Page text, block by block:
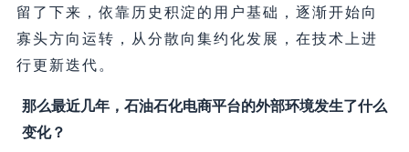
留了下来，依靠历史积淀的用户基础，逐渐开始向
寡头方向运转，从分散向集约化发展，在技术上进
行更新迭代。
那么最近几年，石油石化电商平台的外部环境发生了什么
变化？